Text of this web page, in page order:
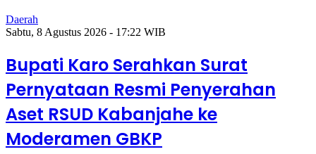
Daerah
Sabtu, 8 Agustus 2026 - 17:22 WIB
Bupati Karo Serahkan Surat
Pernyataan Resmi Penyerahan
Aset RSUD Kabanjahe ke
Moderamen GBKP